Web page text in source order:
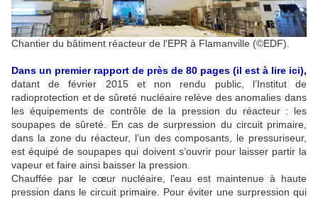
Chantier du bâtiment réacteur de l'EPR à Flamanville (©EDF).
Dans un premier rapport de près de 80 pages (il est à lire ici),
datant de février 2015 et non rendu public, l’Institut de
radioprotection et de sûreté nucléaire relève des anomalies dans
les équipements de contrôle de la pression du réacteur : les
soupapes de sûreté. En cas de surpression du circuit primaire,
dans la zone du réacteur, l’un des composants, le pressuriseur,
est équipé de soupapes qui doivent s’ouvrir pour laisser partir la
vapeur et faire ainsi baisser la pression.
Chauffée par le cœur nucléaire, l'eau est maintenue à haute
pression dans le circuit primaire. Pour éviter une surpression qui